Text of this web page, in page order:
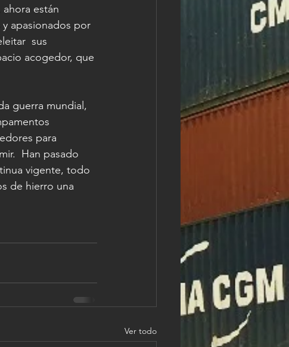
están
apasionados por
sus
acogedor, que
guerra mundial,
para
Han pasado
vigente, todo
de hierro una
Ver todo